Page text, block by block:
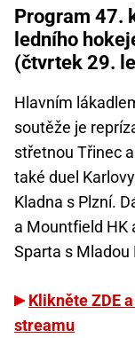
Program 47.
ledního
(čtvrtek 29.
Hlavním
soutěže je
střetnou Třinec
také duel
Kladna s Plzní.
a Mountfield HK
Sparta s Mladou
Klikněte ZDE
streamu